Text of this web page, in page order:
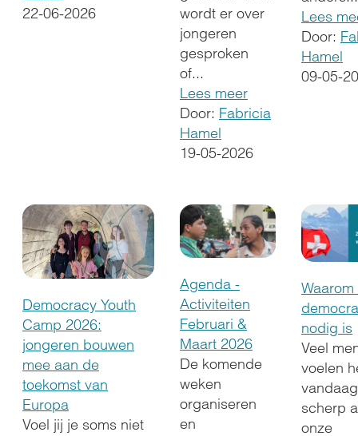
22-06-2026
wordt er over
jongeren
gesproken
of...
Lees meer
Door: Fabricia
Hamel
19-05-2026
Lees
Door:
Hamel
09-05-
Democracy Youth
Camp 2026:
jongeren bouwen
mee aan de
toekomst van
Europa
Voel jij je soms niet
Agenda -
Activiteiten
Februari &
Maart 2026
De komende
weken
organiseren
en
nodig is
Veel
voelen
scherp
onze